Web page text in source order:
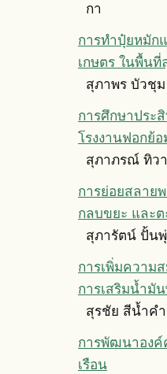
กา
การทำปุ๋ยหมัก
เกษตร ในพื้น
สุภาพร บัวชุม
การศึกษาประ
โรงงานฟอกย้
สุภาภรณ์ ทิว
การย่อยสลาย
กลบขยะ และต
สุภารัตน์ ปั้น
การเพิ่มความ
การเสริมนํ้ามั
สุรชัย สีนํ้าคำ
การพัฒนาองค์
เรือน